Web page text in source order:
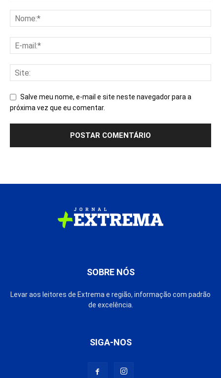
Salve meu nome, e-mail e site neste navegador para a
próxima vez que eu comentar.
SOBRE NÓS
Levar aos leitores de Extrema e região, informação com padrão
de excelência.
SIGA-NOS